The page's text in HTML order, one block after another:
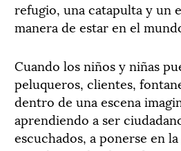
refugio, una catapulta y un
manera de estar en el
Cuando los niños y niñas
peluqueros, clientes,
dentro de una escena
aprendiendo a ser
escuchados, a ponerse en